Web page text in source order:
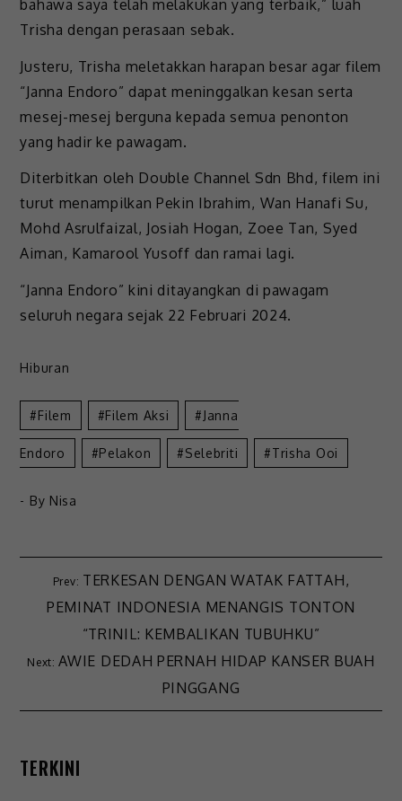
bahawa saya telah melakukan yang terbaik,” luah
Trisha dengan perasaan sebak.
Justeru, Trisha meletakkan harapan besar agar filem
“Janna Endoro” dapat meninggalkan kesan serta
mesej-mesej berguna kepada semua penonton
yang hadir ke pawagam.
Diterbitkan oleh Double Channel Sdn Bhd, filem ini
turut menampilkan Pekin Ibrahim, Wan Hanafi Su,
Mohd Asrulfaizal, Josiah Hogan, Zoee Tan, Syed
Aiman, Kamarool Yusoff dan ramai lagi.
“Janna Endoro” kini ditayangkan di pawagam
seluruh negara sejak 22 Februari 2024.
Hiburan
Filem Filem Aksi Janna
Endoro Pelakon Selebriti Trisha Ooi
- By Nisa
TERKESAN DENGAN WATAK FATTAH,
PEMINAT INDONESIA MENANGIS TONTON
“TRINIL: KEMBALIKAN TUBUHKU”
AWIE DEDAH PERNAH HIDAP KANSER BUAH
PINGGANG
TERKINI